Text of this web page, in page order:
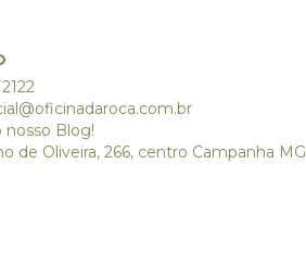
nosso Blog!
de Oliveira, 266, centro Campanha MG